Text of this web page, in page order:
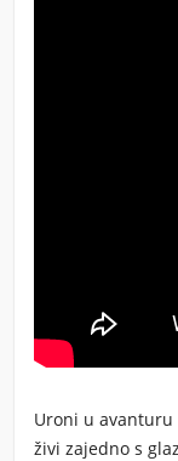
Uroni u
živi zajedno s